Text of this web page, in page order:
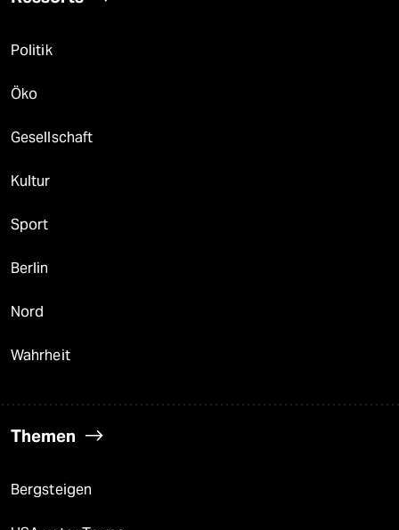
Politik
Öko
Gesellschaft
Kultur
Sport
Berlin
Nord
Wahrheit
Themen
Bergsteigen